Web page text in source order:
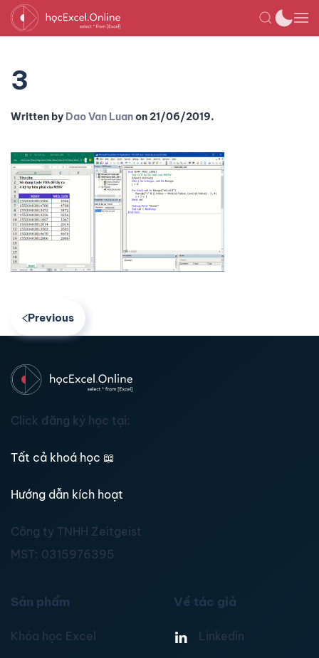
3
Written by Dao Van Luanon21/06/2019.
Previous
Click đăng ký học tại:
Tất cả khoá học 📖
Hướng dẫn kích hoạt
Công ty TNHH Zeitgeist
MST: 0315976395
Sản phẩm
Khóa học Excel
Về tác giả
Linkedin